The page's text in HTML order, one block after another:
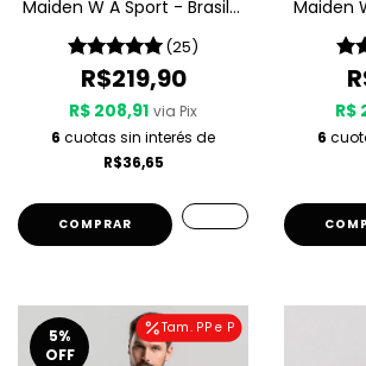
Maiden W A Sport - Brasil -
(25)
R$219,90
R$ 208,91 via Pix
6 cuotas sin interés de
R$36,65
COMPRAR
Maiden
R$
6
Tam. PP e P
5%
OFF